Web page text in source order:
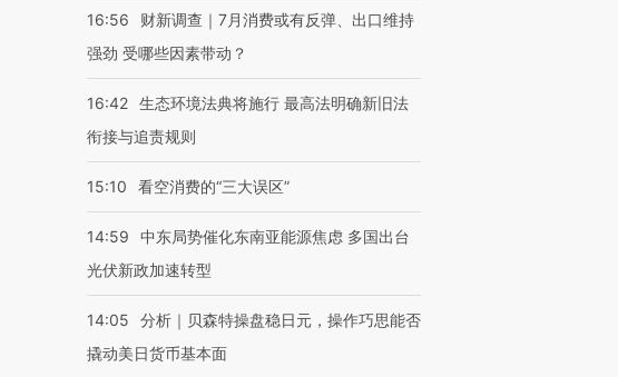
16:56
财新调查｜7月消费或有反弹、出口维持
强劲 受哪些因素带动？
16:42 生态环境法典将施行 最高法明确新旧法
衔接与追责规则
15:10 看空消费的“三大误区”
14:59
中东局势催化东南亚能源焦虑 多国出台
光伏新政加速转型
14:05
分析｜贝森特操盘稳日元，操作巧思能否
撬动美日货币基本面